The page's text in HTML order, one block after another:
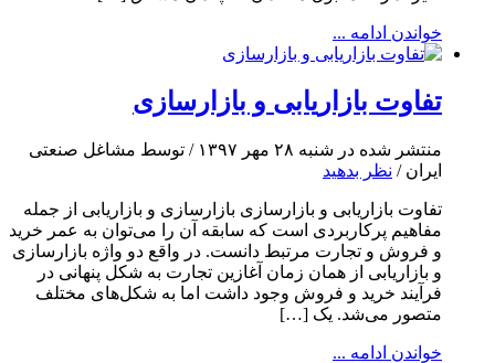
خواندن ادامه ...
تفاوت بازاریابی و بازارسازی
منتشر شده در شنبه ۲۸ مهر ۱۳۹۷ / توسط مشاغل صنعتی
ایران / نظر بدهید
تفاوت بازاریابی و بازارسازی بازارسازی و بازاریابی از جمله
مفاهیم پرکاربردی است که سابقه آن را می‌توان به عمر خرید
و فروش و تجارت مرتبط دانست. در واقع دو واژه بازارسازی
و بازاریابی از همان زمان آغازین تجارت به شکل پنهانی در
فرآیند خرید و فروش وجود داشت اما به شکل‌های مختلف
متصور می‌شد. یک […]
خواندن ادامه ...